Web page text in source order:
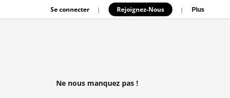
Se connecter | Rejoignez-Nous | Plus
Ne nous manquez pas !